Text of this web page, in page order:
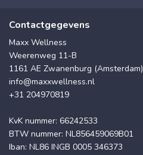
Contactgegevens
Maxx Wellness
Weerenweg 11-B
1161 AE Zwanenburg (Amsterdam)
info@maxxwellness.nl
+31 204970819
KvK nummer: 66242533
BTW nummer: NL856459069B01
Iban: NL86 INGB 0005 346373